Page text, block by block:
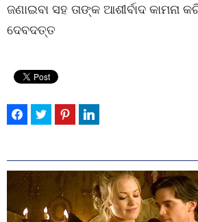
ଜଣାଇବା ସହ ତାଙ୍କ ଆଶୀର୍ବାଦ କାମନା
ଦେବଦତ୍ତ